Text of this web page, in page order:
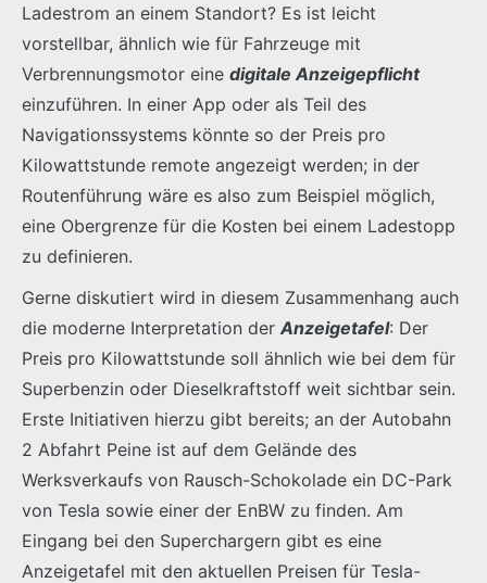
Ladestrom an einem Standort? Es ist leicht
vorstellbar, ähnlich wie für Fahrzeuge mit
Verbrennungsmotor eine digitale Anzeigepflicht
einzuführen. In einer App oder als Teil des
Navigationssystems könnte so der Preis pro
Kilowattstunde remote angezeigt werden; in der
Routenführung wäre es also zum Beispiel möglich,
eine Obergrenze für die Kosten bei einem Ladestopp
zu definieren.
Gerne diskutiert wird in diesem Zusammenhang auch
die moderne Interpretation der Anzeigetafel: Der
Preis pro Kilowattstunde soll ähnlich wie bei dem für
Superbenzin oder Dieselkraftstoff weit sichtbar sein.
Erste Initiativen hierzu gibt bereits; an der Autobahn
2 Abfahrt Peine ist auf dem Gelände des
Werksverkaufs von Rausch-Schokolade ein DC-Park
von Tesla sowie einer der EnBW zu finden. Am
Eingang bei den Superchargern gibt es eine
Anzeigetafel mit den aktuellen Preisen für Tesla-